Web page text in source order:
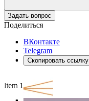
Задать вопрос
Поделиться
ВКонтакте
Telegram
Скопировать ссылку
Item 1 of 3